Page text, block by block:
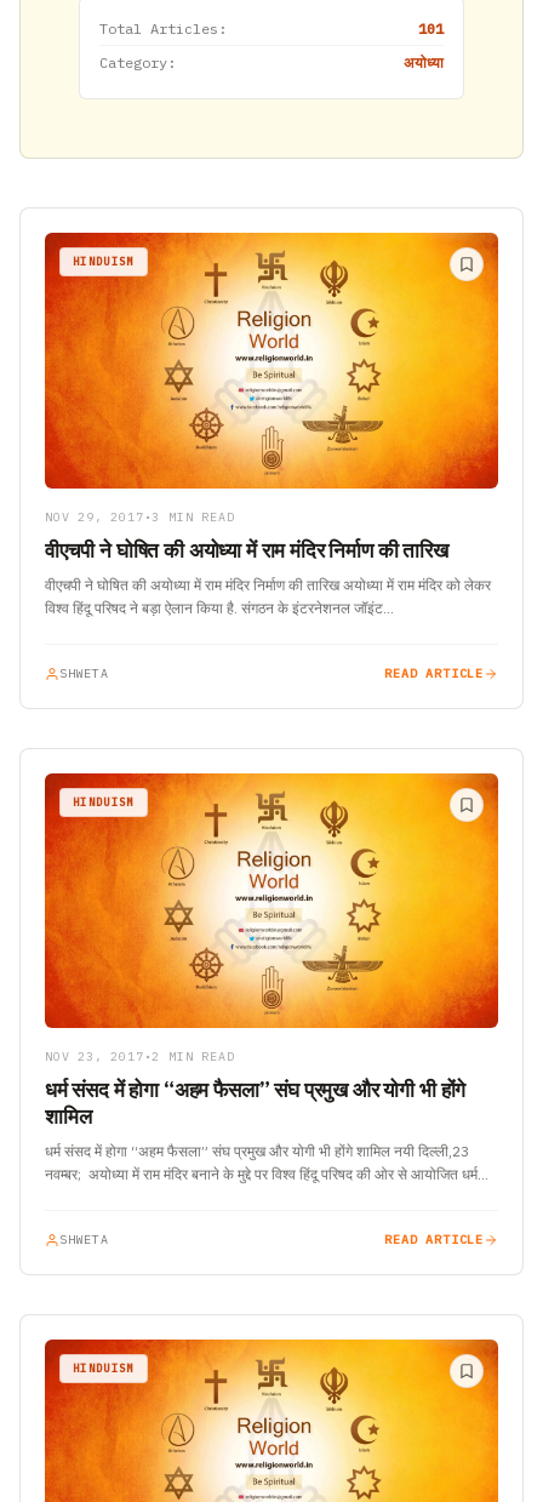
Total Articles:
101
Category:
अयोध्या
HINDUISM
NOV 29, 2017 • 3 MIN READ
वीएचपी ने घोषित की अयोध्या में राम मंदिर निर्माण की तारिख
वीएचपी ने घोषित की अयोध्या में राम मंदिर निर्माण की तारिख अयोध्या में राम मंदिर को लेकर
विश्व हिंदू परिषद ने बड़ा ऐलान किया है. संगठन के इंटरनेशनल जॉइंट…
SHWETA READ ARTICLE
HINDUISM
NOV 23, 2017 •2 MIN READ
धर्म संसद में होगा “अहम फैसला” संघ प्रमुख और योगी भी होंगे
शामिल
धर्म संसद में होगा “अहम फैसला” संघ प्रमुख और योगी भी होंगे शामिल नयी दिल्ली,23
नवम्बर; अयोध्या में राम मंदिर बनाने के मुद्दे पर विश्व हिंदू परिषद की ओर से आयोजित धर्म…
SHWETA READ ARTICLE
HINDUISM